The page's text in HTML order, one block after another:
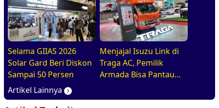
Selama GIIAS 2026
Solar Gard Beri Diskon
Sampai 50 Persen
Menjajal Isuzu Link di
Traga AC, Pemilik
Armada Bisa Pantau
Realtime
Artikel Lainnya